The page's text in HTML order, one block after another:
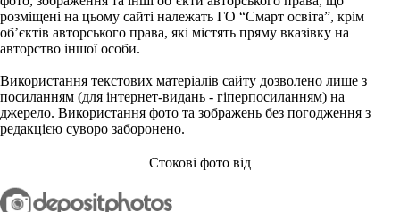
розміщені на цьому сайті належать ГО “Смарт освіта”, крім
об’єктів авторського права, які містять пряму вказівку на
авторство іншої особи.
Використання текстових матеріалів сайту дозволено лише з
посиланням (для інтернет-видань - гіперпосиланням) на
джерело. Використання фото та зображень без погодження з
редакцією суворо заборонено.
Стокові фото від